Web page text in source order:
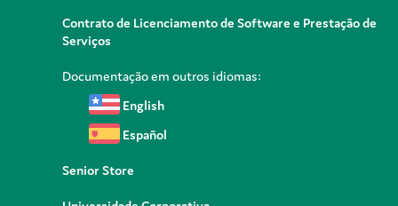
Contrato de Licenciamento de Software e Prestação de
Serviços
Documentação em outros idiomas:
English
Español
Senior Store